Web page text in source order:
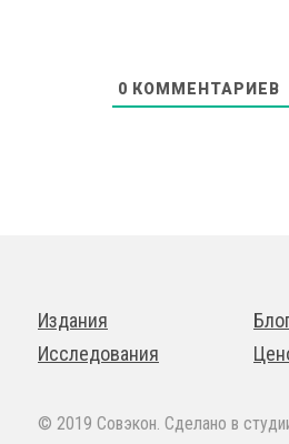
0 КОММЕНТАРИЕВ
Издания
Исследования
© 2019 Совэкон. Сделано в